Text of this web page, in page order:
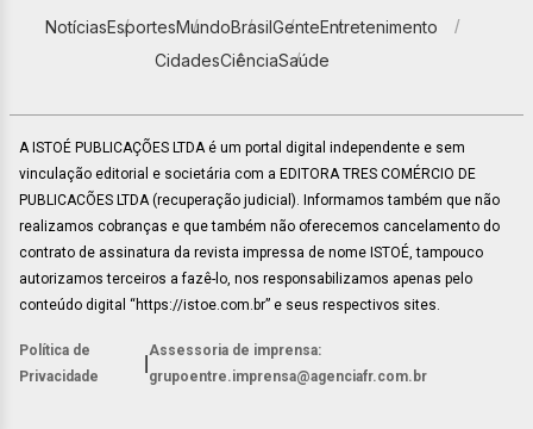
NotíciasEsportesMundoBrasilGenteEntretenimento
CidadesCiênciaSaúde
A ISTOÉ PUBLICAÇÕES LTDA é um portal digital independente e sem
vinculação editorial e societária com a EDITORA TRES COMÉRCIO DE
PUBLICACÕES LTDA (recuperação judicial). Informamos também que não
realizamos cobranças e que também não oferecemos cancelamento do
contrato de assinatura da revista impressa de nome ISTOÉ, tampouco
autorizamos terceiros a fazê-lo, nos responsabilizamos apenas pelo
conteúdo digital “https://istoe.com.br” e seus respectivos sites.
Política de
Privacidade
Assessoria de imprensa:
grupoentre.imprensa@agenciafr.com.br